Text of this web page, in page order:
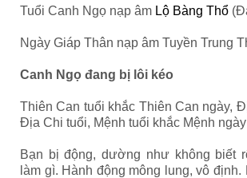
Tuổi Canh Ngọ nạp âm Lộ Bàng Thổ
Ngày Giáp Thân nạp âm Tuyền Trung
Canh Ngọ đang bị lôi kéo
Thiên Can tuổi khắc Thiên Can ngày,
Địa Chi tuổi, Mệnh tuổi khắc Mệnh ngày
Bạn bị động, dường như không biết
làm gì. Hành động mông lung, vô